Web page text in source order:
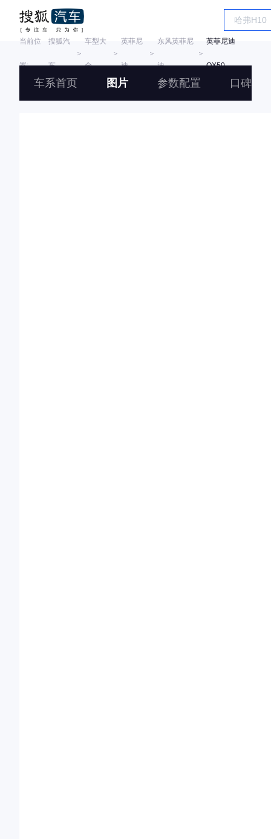
当前位
置:
搜狐汽
车
＞
车型大
全
＞
英菲尼
迪
＞
东风英菲尼
迪
＞
英菲尼迪
QX50
车系首页 图片 参数配置 口碑